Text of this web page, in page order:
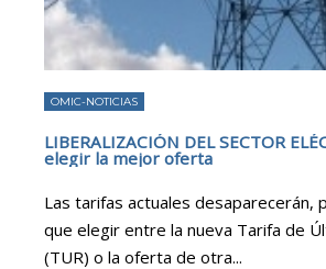
OMIC-NOTICIAS
LIBERALIZACIÓN DEL SECTOR
elegir la mejor oferta
Las tarifas actuales desaparecerán,
que elegir entre la nueva Tarifa de
(TUR) o la oferta de otra...